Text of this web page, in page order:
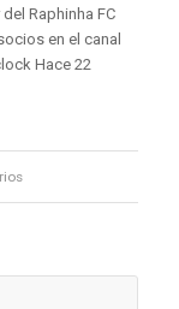
Raphinha FC
en el canal
Hace 22